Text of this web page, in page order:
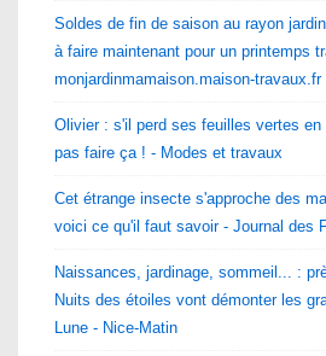
Soldes de fin de saison au rayon
à faire maintenant pour un printemps
monjardinmamaison.maison-travaux.fr
Olivier : s'il perd ses feuilles vertes
pas faire ça ! - Modes et travaux
Cet étrange insecte s'approche des
voici ce qu'il faut savoir - Journal des
Naissances, jardinage, sommeil... :
Nuits des étoiles vont démonter les
Lune - Nice-Matin